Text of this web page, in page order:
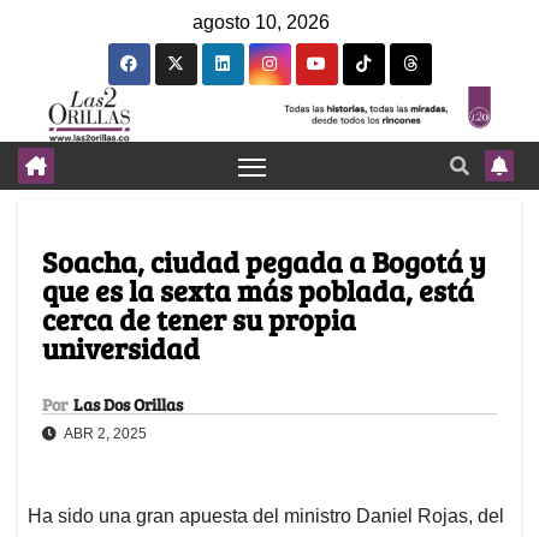
agosto 10, 2026
Soacha, ciudad pegada a Bogotá y
que es la sexta más poblada, está
cerca de tener su propia
universidad
Por Las Dos Orillas
ABR 2, 2025
Ha sido una gran apuesta del ministro Daniel Rojas, del